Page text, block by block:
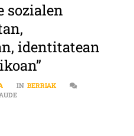
sozialen
identitatean
IN BERRIAK
SOLASALDIA | “SARE SOZIALEN